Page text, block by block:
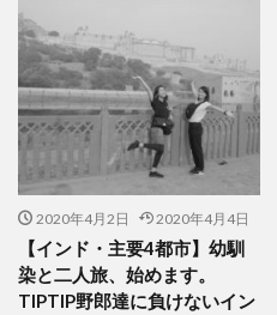
2020年4月2日 2020年4月4日
【インド・主要4都市】幼馴
染と二人旅、始めます。
TIPTIP野郎達に負けないイン